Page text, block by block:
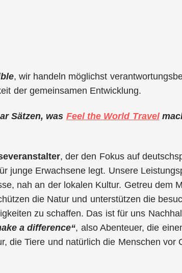
, wir handeln möglichst
der gemeinsamen Entwicklung.
Sätzen, was Feel the World Travel
, der den Fokus auf
junge Erwachsene legt. Unsere
nah an der lokalen Kultur. Getreu dem
die Natur und unterstützen die
zu schaffen. Das ist für uns
a difference“, also Abenteuer, die
die Tiere und natürlich die Menschen vor